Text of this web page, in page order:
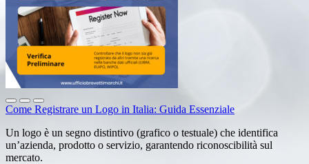
Come Registrare un Logo in Italia: Guida Essenziale
Un logo è un segno distintivo (grafico o testuale) che identifica
un’azienda, prodotto o servizio, garantendo riconoscibilità sul
mercato.